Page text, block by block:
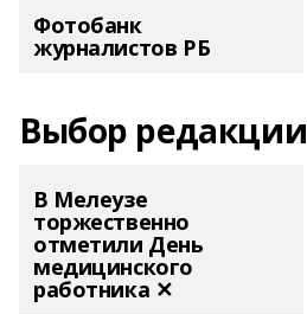
Фотобанк
журналистов РБ
Выбор редакции
В Мелеузе
торжественно
отметили День
медицинского
работника ✕